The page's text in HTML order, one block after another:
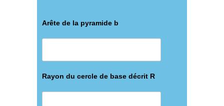
Arête de la pyramide b
Rayon du cercle de base décrit R